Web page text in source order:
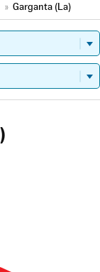
» Garganta (La)